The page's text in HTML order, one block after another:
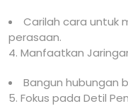
Carilah cara untuk
perasaan.
4. Manfaatkan
Bangun hubungan
5. Fokus pada Detil